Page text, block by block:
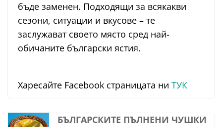
бъде заменен. Подходящи за всякакви
сезони, ситуации и вкусове – те
заслужават своето място сред най-
обичаните български ястия.
Харесайте Facebook страницата ни ТУК
БЪЛГАРСКИТЕ ПЪЛНЕНИ ЧУШКИ